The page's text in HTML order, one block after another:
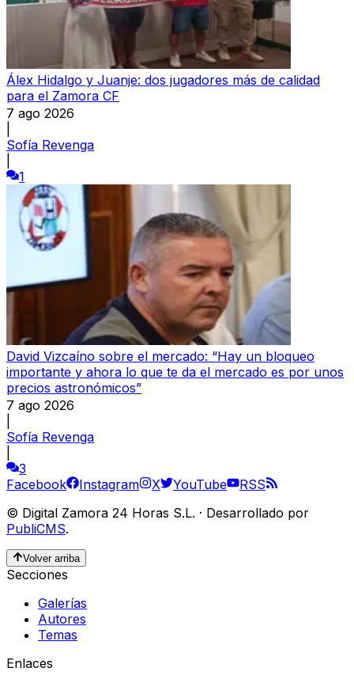
Álex Hidalgo y Juanje: dos jugadores más de calidad
para el Zamora CF
7 ago 2026
Sofía Revenga
1
David Vizcaíno sobre el mercado: “Hay un bloqueo
importante y ahora lo que te da el mercado es por unos
precios astronómicos”
7 ago 2026
Sofía Revenga
3
Facebook
Instagram X YouTube
RSS
© Digital Zamora 24 Horas S.L. · Desarrollado por
PubliCMS.
Volver arriba
Secciones
Galerías
Autores
Temas
Enlaces